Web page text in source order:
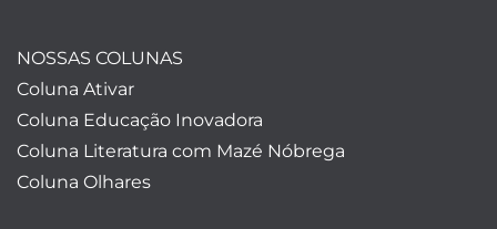
NOSSAS COLUNAS
Coluna Ativar
Coluna Educação Inovadora
Coluna Literatura com Mazé Nóbrega
Coluna Olhares